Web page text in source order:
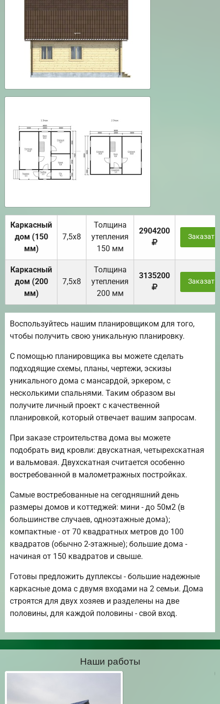
Каркасный
дом (150
мм)
7,5х8
Толщина
утепления
150 мм
2904200
Заказать
Каркасный
дом (200
мм)
7,5х8
Толщина
утепления
200 мм
3135200
Заказать
Воспользуйтесь нашим планировщиком для того,
чтобы получить свою уникальную планировку.
С помощью планировщика вы можете сделать
подходящие схемы, планы, чертежи, эскизы
уникального дома с мансардой, эркером, с
несколькими спальнями. Таким образом вы
получите личный проект с качественной
планировкой, который отвечает вашим запросам.
При заказе строительства дома вы можете
подобрать вид кровли: двускатная, четырехскатная
и вальмовая. Двухскатная считается особенно
востребованной в малометражных постройках.
Самые востребованные на сегодняшний день
размеры домов и коттеджей: мини - до 50м2 (в
большинстве случаев, одноэтажные дома);
компактные - от 70 квадратных метров до 100
квадратов (обычно 2-этажные); большие дома -
начиная от 150 квадратов и свыше.
Готовы предложить дуплексы - большие надежные
каркасные дома с двумя входами на 2 семьи. Дома
строятся для двух хозяев и разделены на две
половины, для каждой половины - свой вход.
Наши работы